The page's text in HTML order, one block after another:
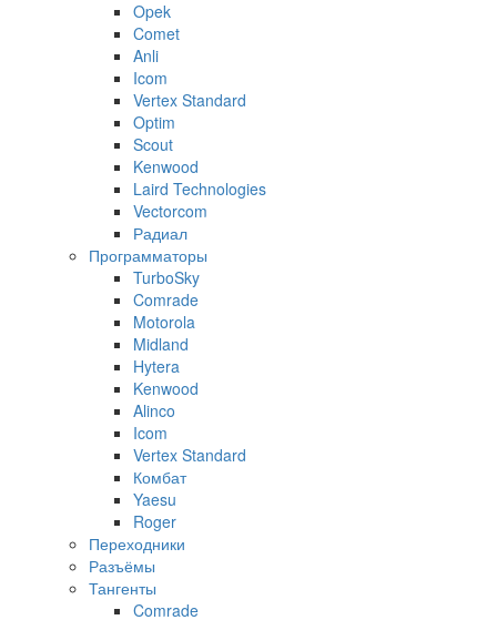
Opek
Comet
Anli
Icom
Vertex Standard
Optim
Scout
Kenwood
Laird Technologies
Vectorcom
Радиал
Программаторы
TurboSky
Comrade
Motorola
Midland
Hytera
Kenwood
Alinco
Icom
Vertex Standard
Комбат
Yaesu
Roger
Переходники
Разъёмы
Тангенты
Comrade